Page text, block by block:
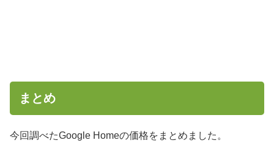
まとめ
今回調べたGoogle Homeの価格をまとめました。